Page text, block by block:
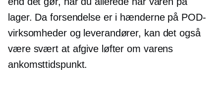
lager. Da forsendelse er i hænderne på POD-
virksomheder og leverandører, kan det også
være svært at afgive løfter om varens
ankomsttidspunkt.